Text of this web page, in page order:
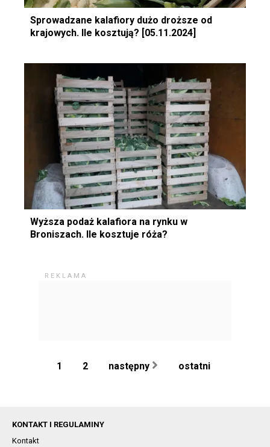
Sprowadzane kalafiory dużo droższe od
krajowych. Ile kosztują? [05.11.2024]
Wyższa podaż kalafiora na rynku w
Broniszach. Ile kosztuje róża?
1 2 następny ostatni
KONTAKT I REGULAMINY
Kontakt